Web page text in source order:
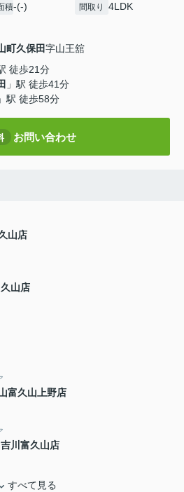
積-(-) 間取り 4LDK
町久保田字山王舘
徒歩21分
」駅 徒歩41分
」駅 徒歩58分
お問い合わせ
山店
山店
富久山上野店
川富久山店
すべて見る